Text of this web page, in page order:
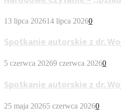
13 lipca 202614 lipca 20260
Spotkanie autorskie z dr.
5 czerwca 20269 czerwca 20260
Spotkanie autorskie z dr.
25 maja 20265 czerwca 20260